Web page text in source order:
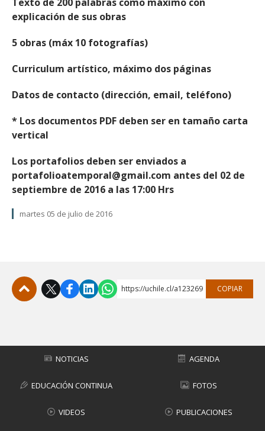
explicación de sus obras
5 obras (máx 10 fotografías)
Curriculum artístico, máximo dos páginas
Datos de contacto (dirección, email, teléfono)
* Los documentos PDF deben ser en tamaño carta
vertical
Los portafolios deben ser enviados a
portafolioatemporal@gmail.com antes del 02 de
septiembre de 2016 a las 17:00 Hrs
martes 05 de julio de 2016
https://uchile.cl/a123269 COPIAR
NOTICIAS AGENDA
EDUCACIÓN CONTINUA FOTOS
VIDEOS PUBLICACIONES